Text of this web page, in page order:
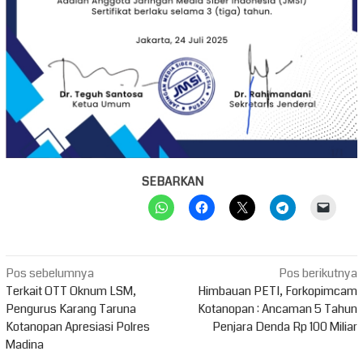
SEBARKAN
Navigasi
pos
Pos sebelumnya
Terkait OTT Oknum LSM,
Pengurus Karang Taruna
Kotanopan Apresiasi Polres
Madina
Pos berikutnya
Himbauan PETI, Forkopimcam
Kotanopan : Ancaman 5 Tahun
Penjara Denda Rp 100 Miliar